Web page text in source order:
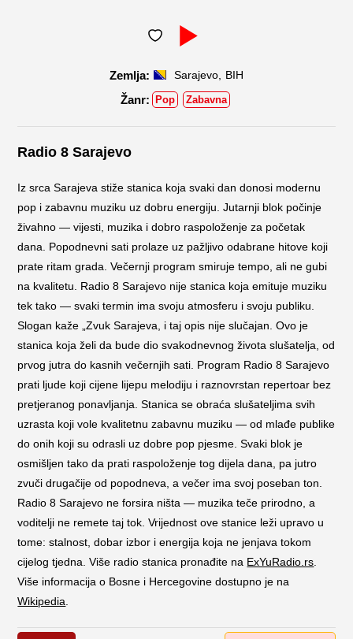
Sarajevo BIH
Pop Zabavna
Radio 8 Sarajevo
Iz srca Sarajeva stiže stanica koja svaki dan donosi modernu
pop i zabavnu muziku uz dobru energiju. Jutarnji blok počinje
živahno — vijesti, muzika i dobro raspoloženje za početak
dana. Popodnevni sati prolaze uz pažljivo odabrane hitove koji
prate ritam grada. Večernji program smiruje tempo, ali ne gubi
na kvalitetu. Radio 8 Sarajevo nije stanica koja emituje muziku
tek tako — svaki termin ima svoju atmosferu i svoju publiku.
Slogan kaže „Zvuk Sarajeva, i taj opis nije slučajan. Ovo je
stanica koja želi da bude dio svakodnevnog života slušatelja, od
prvog jutra do kasnih večernjih sati. Program Radio 8 Sarajevo
prati ljude koji cijene lijepu melodiju i raznovrstan repertoar bez
pretjeranog ponavljanja. Stanica se obraća slušateljima svih
uzrasta koji vole kvalitetnu zabavnu muziku — od mlađe publike
do onih koji su odrasli uz dobre pop pjesme. Svaki blok je
osmišljen tako da prati raspoloženje tog dijela dana, pa jutro
zvuči drugačije od popodneva, a večer ima svoj poseban ton.
Radio 8 Sarajevo ne forsira ništa — muzika teče prirodno, a
voditelji ne remete taj tok. Vrijednost ove stanice leži upravo u
tome: stalnost, dobar izbor i energija koja ne jenjava tokom
cijelog tjedna. Više radio stanica pronađite na ExYuRadio.rs
Više informacija o Bosne i Hercegovine dostupno je na
Wikipedia